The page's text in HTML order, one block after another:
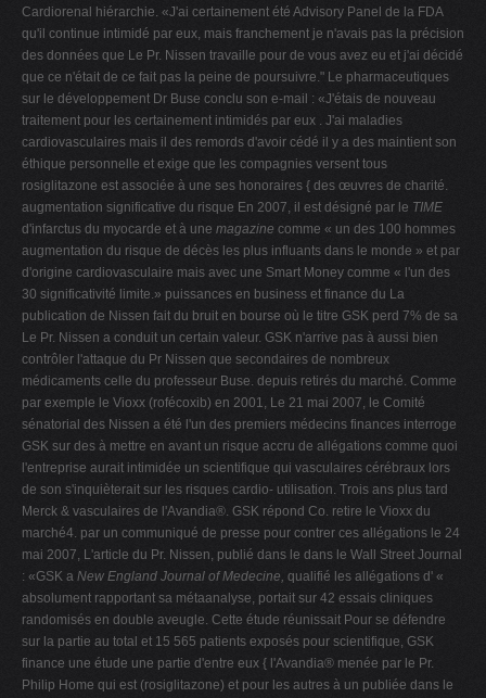
Cardiorenal hiérarchie. «J'ai certainement été Advisory Panel de la FDA
qu'il continue intimidé par eux, mais franchement je n'avais pas la précision
des données que Le Pr. Nissen travaille pour de vous avez eu et j'ai décidé
que ce n'était de ce fait pas la peine de poursuivre." Le pharmaceutiques
sur le développement Dr Buse conclu son e-mail : «J'étais de nouveau
traitement pour les certainement intimidés par eux . J'ai maladies
cardiovasculaires mais il des remords d'avoir cédé il y a des maintient son
éthique personnelle et exige que les compagnies versent tous
rosiglitazone est associée à une ses honoraires { des œuvres de charité.
augmentation significative du risque En 2007, il est désigné par le TIME
d'infarctus du myocarde et à une magazine comme « un des 100 hommes
augmentation du risque de décès les plus influants dans le monde » et par
d'origine cardiovasculaire mais avec une Smart Money comme « l'un des
30 significativité limite.» puissances en business et finance du La
publication de Nissen fait du bruit en bourse où le titre GSK perd 7% de sa
Le Pr. Nissen a conduit un certain valeur. GSK n'arrive pas à aussi bien
contrôler l'attaque du Pr Nissen que secondaires de nombreux
médicaments celle du professeur Buse. depuis retirés du marché. Comme
par exemple le Vioxx (rofécoxib) en 2001, Le 21 mai 2007, le Comité
sénatorial des Nissen a été l'un des premiers médecins finances interroge
GSK sur des à mettre en avant un risque accru de allégations comme quoi
l'entreprise aurait intimidée un scientifique qui vasculaires cérébraux lors
de son s'inquièterait sur les risques cardio- utilisation. Trois ans plus tard
Merck & vasculaires de l'Avandia®. GSK répond Co. retire le Vioxx du
marché4. par un communiqué de presse pour contrer ces allégations le 24
mai 2007, L'article du Pr. Nissen, publié dans le dans le Wall Street Journal
: «GSK a New England Journal of Medecine, qualifié les allégations d' «
absolument rapportant sa métaanalyse, portait sur 42 essais cliniques
randomisés en double aveugle. Cette étude réunissait Pour se défendre
sur la partie au total et 15 565 patients exposés pour scientifique, GSK
finance une étude une partie d'entre eux { l'Avandia® menée par le Pr.
Philip Home qui est (rosiglitazone) et pour les autres à un publiée dans le